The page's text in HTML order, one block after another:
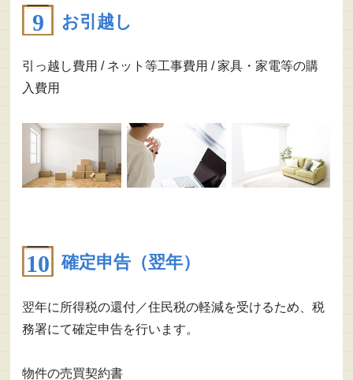
お引越し
引っ越し費用 / ネット等工事費用 / 家具・家電等の購
入費用
確定申告（翌年）
翌年に所得税の還付／住民税の軽減を受けるため、税
務署にて確定申告を行います。
物件の売買契約書